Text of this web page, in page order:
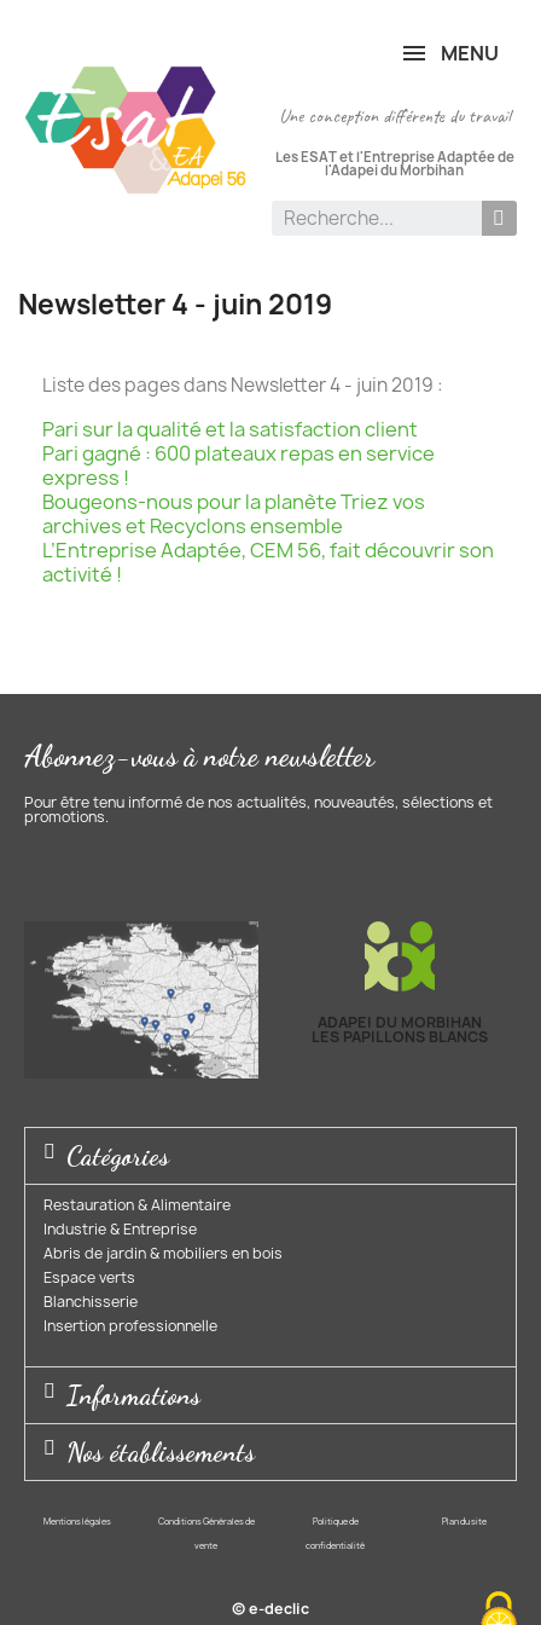
MENU
Une conception différente du travail
Les ESAT et l'Entreprise Adaptée de
l'Adapei du Morbihan
Newsletter 4 - juin 2019
Liste des pages dans Newsletter 4 - juin 2019 :
Pari sur la qualité et la satisfaction client
Pari gagné : 600 plateaux repas en service
express !
Bougeons-nous pour la planète Triez vos
archives et Recyclons ensemble
L’Entreprise Adaptée, CEM 56, fait découvrir son
activité !
Abonnez-vous à notre newsletter
Pour être tenu informé de nos actualités, nouveautés, sélections et
promotions.
ADAPEI DU MORBIHAN
LES PAPILLONS BLANCS
Catégories
Restauration & Alimentaire
Industrie & Entreprise​
Abris de jardin & mobiliers en bois​
Espace verts​
Blanchisserie​
Insertion professionnelle​
Informations
Nos établissements
Mentions légales Conditions Générales de
vente
Politique de
confidentialité
Plan du site
© e-declic